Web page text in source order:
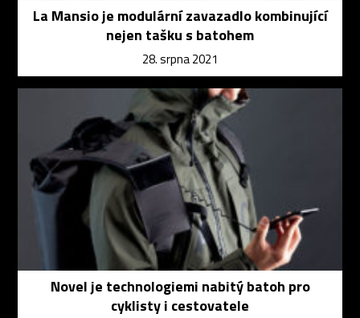
La Mansio je modulární zavazadlo kombinující
nejen tašku s batohem
28. srpna 2021
Novel je technologiemi nabitý batoh pro
cyklisty i cestovatele